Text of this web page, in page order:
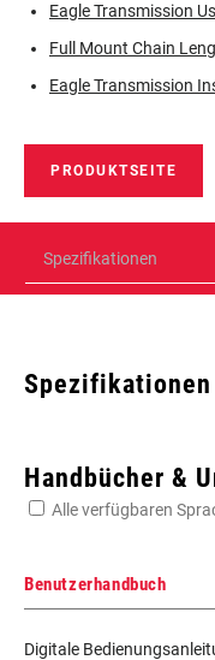
Eagle Transmission
Full Mount Chain
Eagle Transmission
PRODUKTSEITE
Spezifikationen
Spezifikationen
Handbücher &
Alle verfügbaren
Benutzerhandbuch
Digitale